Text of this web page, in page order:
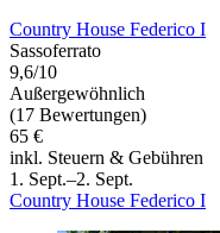
Country House Federico I
Sassoferrato
9,6/10
Außergewöhnlich
(17 Bewertungen)
65 €
inkl. Steuern & Gebühren
1. Sept.–2. Sept.
Country House Federico I